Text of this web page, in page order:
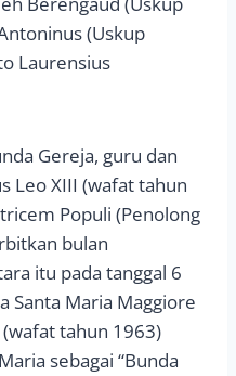
(Uskup
Laurensius
Gereja, guru dan
Leo XIII (wafat tahun
Populi (Penolong
bulan
itu pada tanggal 6
Santa Maria Maggiore
(wafat tahun 1963)
sebagai “Bunda